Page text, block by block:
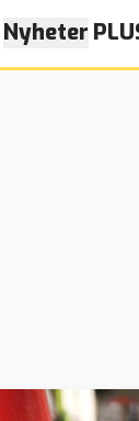
Nyheter